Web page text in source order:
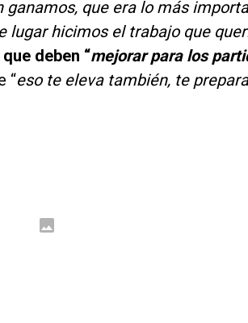
que era lo más
lugar hicimos el trabajo que
deben “mejorar para los
“eso te eleva también, te